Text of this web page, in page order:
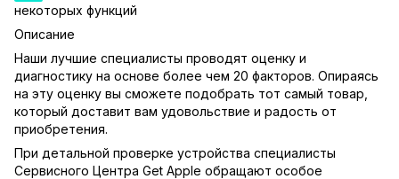
некоторых функций
Описание
Наши лучшие специалисты проводят оценку и
диагностику на основе более чем 20 факторов. Опираясь
на эту оценку вы сможете подобрать тот самый товар,
который доставит вам удовольствие и радость от
приобретения.
При детальной проверке устройства специалисты
Сервисного Центра Get Apple обращают особое